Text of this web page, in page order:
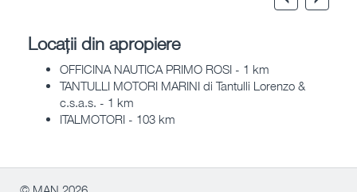
Locații din apropiere
OFFICINA NAUTICA PRIMO ROSI - 1 km
TANTULLI MOTORI MARINI di Tantulli Lorenzo &
c.s.a.s. - 1 km
ITALMOTORI - 103 km